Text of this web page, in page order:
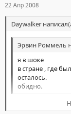
22 Апр 2008
Daywalker
Эрвин Роммель
я в шоке
в стране , где
осталось.
обидно.